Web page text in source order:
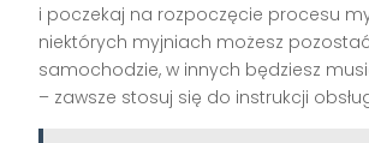
i poczekaj na rozpoczęcie procesu
niektórych myjniach możesz
samochodzie, w innych będziesz
– zawsze stosuj się do instrukcji